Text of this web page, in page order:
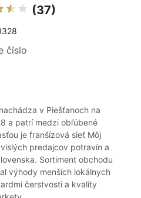
(37)
číslo
v Piešťanoch na
a patrí medzi obľúbené
je franšízová sieť Môj
predajcov potravín a
Sortiment obchodu
výhody menších lokálnych
čerstvosti a kvality